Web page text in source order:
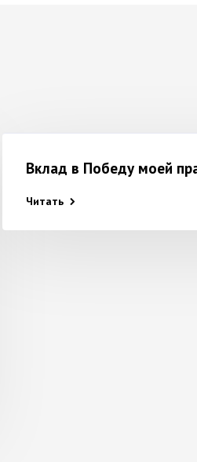
Вклад в Победу моей
Читать